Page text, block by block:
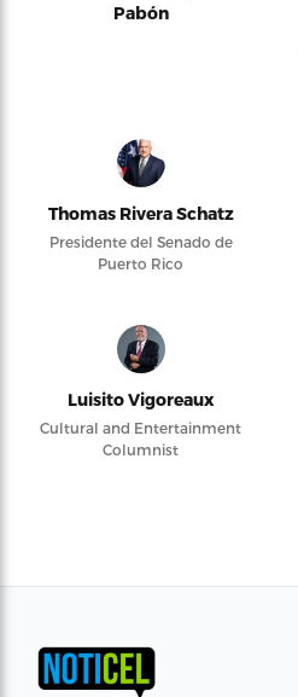
Pabón
Thomas Rivera Schatz
Presidente del Senado de
Puerto Rico
Luisito Vigoreaux
Cultural and Entertainment
Columnist